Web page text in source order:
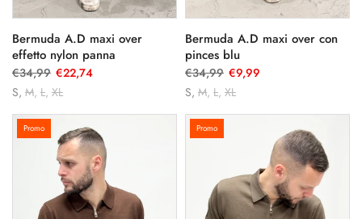
Bermuda A.D maxi over
effetto nylon panna
€34,99 €22,74
S M L XL
Bermuda A.D maxi over con
pinces blu
€34,99 €9,99
S M L XL
Promo Promo